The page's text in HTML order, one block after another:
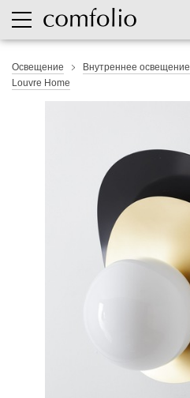
Освещение Внутреннее освещение
Louvre Home